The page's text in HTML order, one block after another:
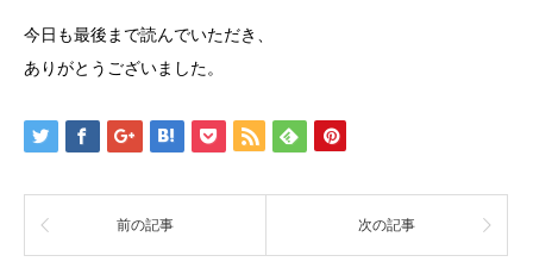
今日も最後まで読んでいただき、
ありがとうございました。
前の記事 次の記事